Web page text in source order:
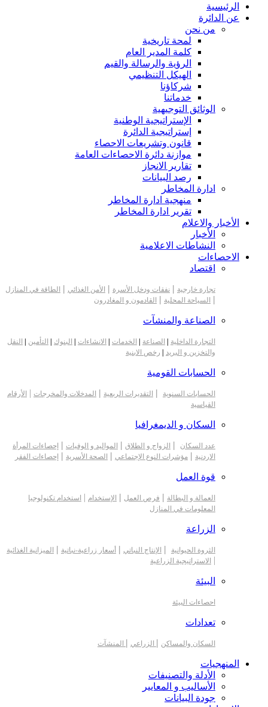
الرئيسية
عن الدائرة
من نحن
لمحة تاريخية
كلمة المدير العام
الرؤية والرسالة والقيم
الهيكل التنظيمي
شركاؤنا
خدماتنا
الوثائق التوجيهية
الإستراتيجية الوطنية
إستراتيجية الدائرة
قانون وتشريعات الاحصاء
موازنة دائرة الاحصاءات العامة
تقارير الانجاز
رصد البيانات
ادارة المخاطر
منهجية ادارة المخاطر
تقرير ادارة المخاطر
الأخبار والاعلام
الأخبار
النشاطات الاعلامية
الاحصاءات
اقتصاد
تجارة خارجية | نفقات ودخل الأسرة | الأمن الغذائي | الطاقة في المنازل
| السياحة المحلية | القادمون و المغادرون
الصناعة والمنشآت
التجارة الداخلية | الصناعة | الخدمات | الانشاءات | البنوك | التأمين | النقل
والتخزين و البريد | رخص الابنية
الحسابات القومية
الحسابات السنوية | التقديرات الربعية | المدخلات والمخرجات | الأرقام
القياسية
السكان و الديمغرافيا
عدد السكان | الزواج و الطلاق | المواليد و الوفيات | إحصاءات المرأة
الاردنية | مؤشرات النوع الإجتماعي | الصحة الأسرية | إحصاءات الفقر
قوة العمل
العمالة و البطالة | فرص العمل | الإستخدام | استخدام تكنولوجيا
المعلومات في المنازل
الزراعة
الثروة الحيوانية | الإنتاج النباتي | أسعار زراعية-نباتية | الميزانية الغذائية
| الاستراتيجية الزراعية
البيئة
احصاءات البيئة
تعدادات
السكان والمساكن | الزراعي | المنشآت
المنهجيات
الأدلة والتصنيفات
الأساليب و المعايير
جودة البيانات